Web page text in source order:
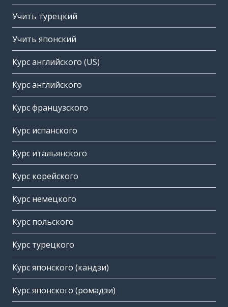
Учить турецкий
Учить японский
Курс английского (US)
Курс английского
Курс французского
Курс испанского
Курс итальянского
Курс корейского
Курс немецкого
Курс польского
Курс турецкого
Курс японского (кандзи)
Курс японского (ромадзи)